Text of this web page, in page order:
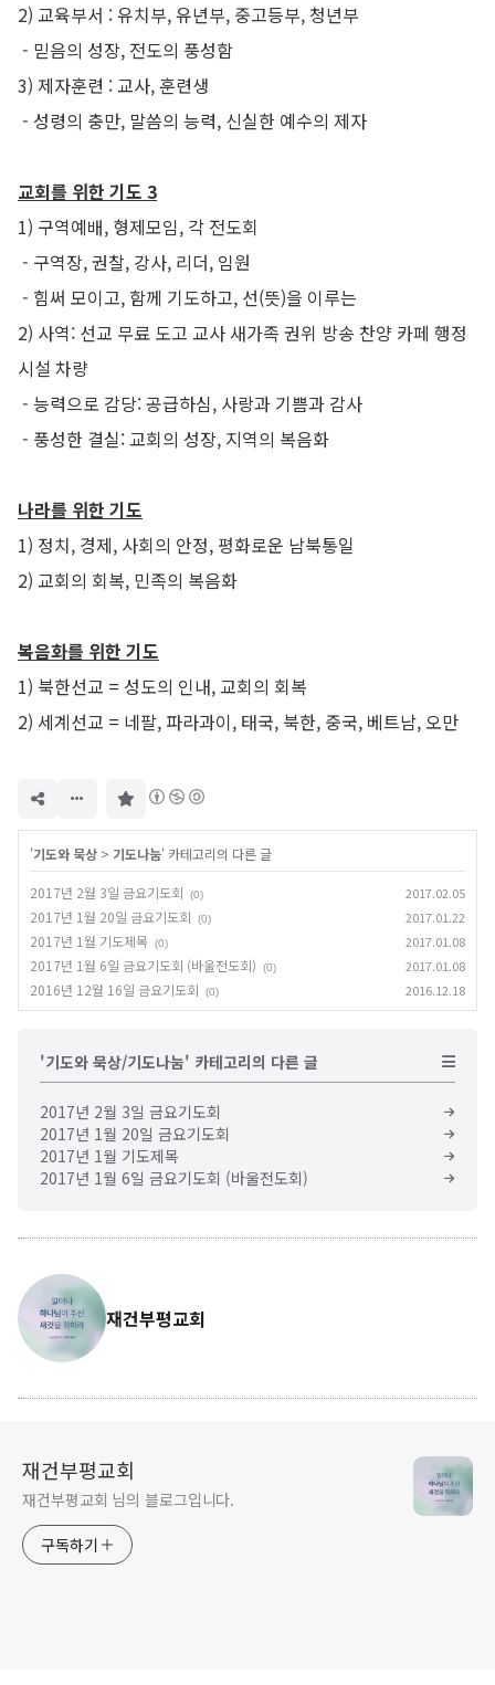
2) 교육부서 : 유치부, 유년부, 중고등부, 청년부
- 믿음의 성장, 전도의 풍성함
3) 제자훈련 : 교사, 훈련생
- 성령의 충만, 말씀의 능력, 신실한 예수의 제자
교회를 위한 기도 3
1) 구역예배, 형제모임, 각 전도회
- 구역장, 권찰, 강사, 리더, 임원
- 힘써 모이고, 함께 기도하고, 선(뜻)을 이루는
2) 사역: 선교 무료 도고 교사 새가족 권위 방송 찬양 카페 행정
시설 차량
- 능력으로 감당: 공급하심, 사랑과 기쁨과 감사
- 풍성한 결실: 교회의 성장, 지역의 복음화
나라를 위한 기도
1) 정치, 경제, 사회의 안정, 평화로운 남북통일
2) 교회의 회복, 민족의 복음화
복음화를 위한 기도
1) 북한선교 = 성도의 인내, 교회의 회복
2) 세계선교 = 네팔, 파라과이, 태국, 북한, 중국, 베트남, 오만
'기도와 묵상 > 기도나눔' 카테고리의 다른 글
2017년 2월 3일 금요기도회 (0) 2017.02.05
2017년 1월 20일 금요기도회 (0) 2017.01.22
2017년 1월 기도제목 (0) 2017.01.08
2017년 1월 6일 금요기도회 (바울전도회) (0) 2017.01.08
2016년 12월 16일 금요기도회 (0) 2016.12.18
'기도와 묵상/기도나눔' 카테고리의 다른 글
2017년 2월 3일 금요기도회
2017년 1월 20일 금요기도회
2017년 1월 기도제목
2017년 1월 6일 금요기도회 (바울전도회)
재건부평교회
재건부평교회
재건부평교회 님의 블로그입니다.
구독하기